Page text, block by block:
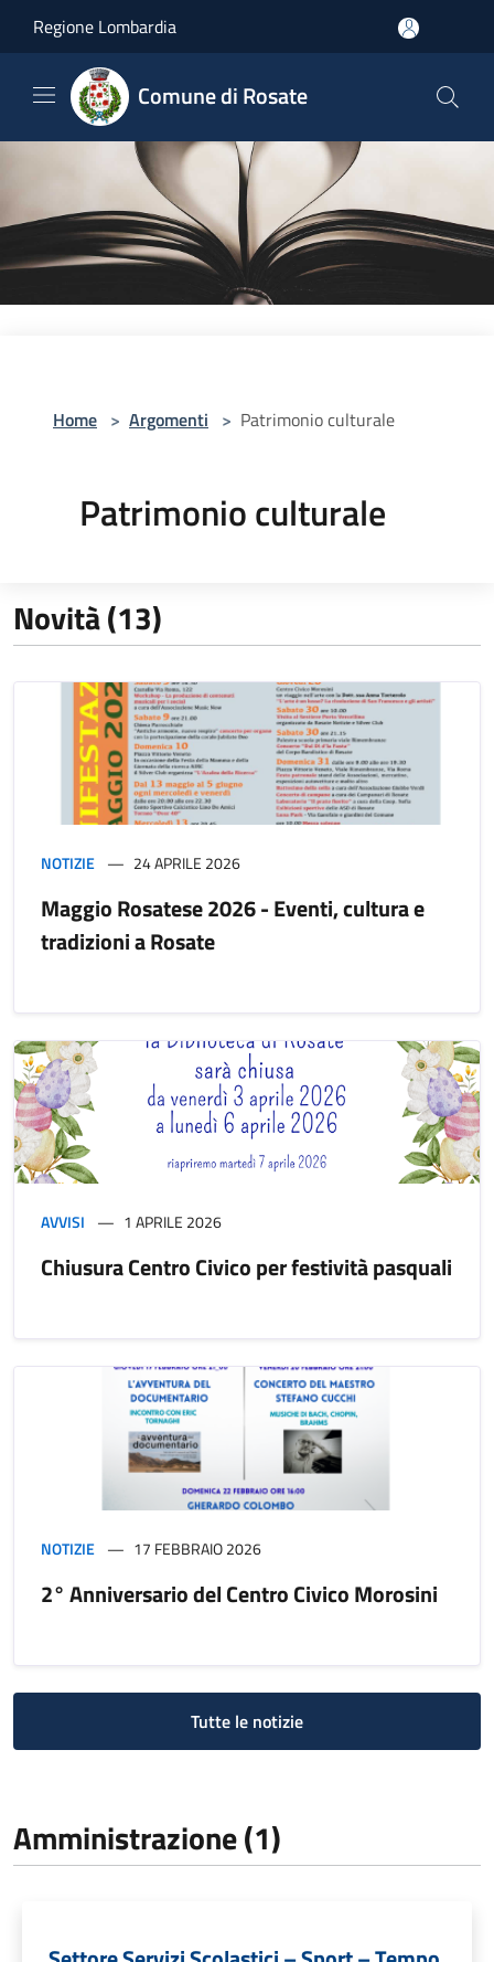
Regione Lombardia
Comune di Rosate
Home > Argomenti > Patrimonio culturale
Patrimonio culturale
Novità (13)
NOTIZIE 24 APRILE 2026
Maggio Rosatese 2026 - Eventi, cultura e
tradizioni a Rosate
AVVISI 1 APRILE 2026
Chiusura Centro Civico per festività pasquali
NOTIZIE 17 FEBBRAIO 2026
2° Anniversario del Centro Civico Morosini
Tutte le notizie
Amministrazione (1)